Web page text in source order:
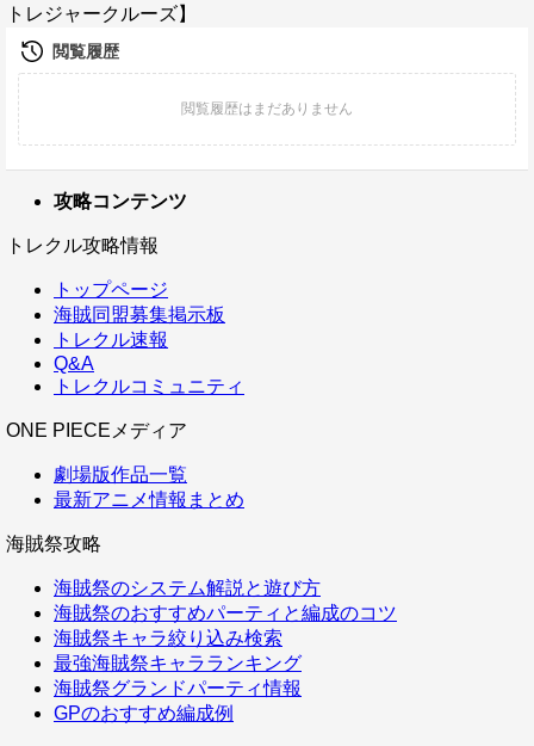
トレジャークルーズ】
攻略コンテンツ
トレクル攻略情報
トップページ
海賊同盟募集掲示板
トレクル速報
Q&A
トレクルコミュニティ
ONE PIECEメディア
劇場版作品一覧
最新アニメ情報まとめ
海賊祭攻略
海賊祭のシステム解説と遊び方
海賊祭のおすすめパーティと編成のコツ
海賊祭キャラ絞り込み検索
最強海賊祭キャラランキング
海賊祭グランドパーティ情報
GPのおすすめ編成例